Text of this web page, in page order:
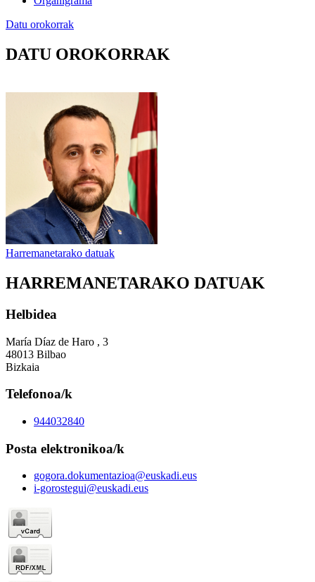
Datu orokorrak
DATU OROKORRAK
Harremanetarako datuak
HARREMANETARAKO DATUAK
Helbidea
María Díaz de Haro , 3
48013 Bilbao
Bizkaia
Telefonoa/k
944032840
Posta elektronikoa/k
gogora.dokumentazioa@euskadi.eus
i-gorostegui@euskadi.eus